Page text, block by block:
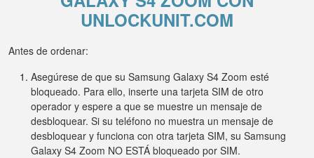
UNLOCKUNIT.COM
Antes de ordenar:
Asegúrese de que su Samsung Galaxy S4 Zoom esté
bloqueado. Para ello, inserte una tarjeta SIM de otro
operador y espere a que se muestre un mensaje de
desbloquear. Si su teléfono no muestra un mensaje de
desbloquear y funciona con otra tarjeta SIM, su Samsung
Galaxy S4 Zoom NO ESTÁ bloqueado por SIM.